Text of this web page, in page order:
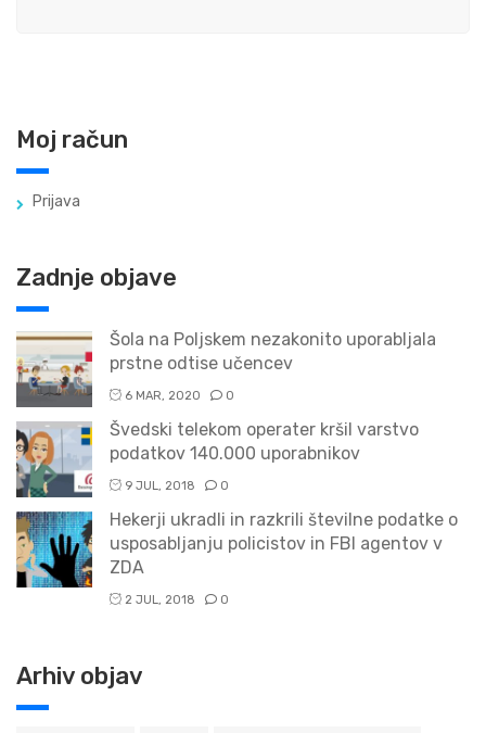
Moj račun
Prijava
Zadnje objave
Šola na Poljskem nezakonito uporabljala
prstne odtise učencev
6 MAR, 2020 0
Švedski telekom operater kršil varstvo
podatkov 140.000 uporabnikov
9 JUL, 2018 0
Hekerji ukradli in razkrili številne podatke o
usposabljanju policistov in FBI agentov v
ZDA
2 JUL, 2018 0
Arhiv objav